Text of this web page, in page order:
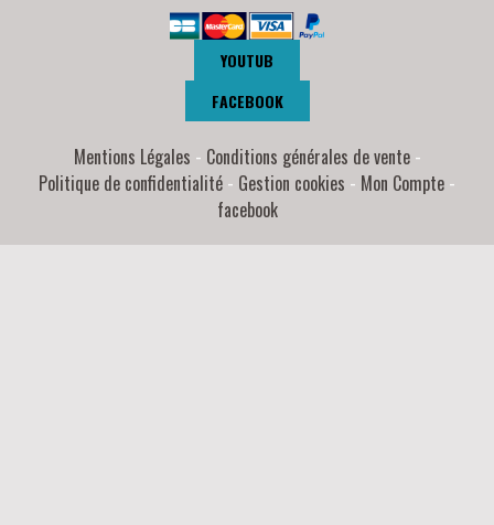
YOUTUB
FACEBOOK
Mentions Légales
Conditions générales de vente
Politique de confidentialité
Gestion cookies
Mon Compte
facebook